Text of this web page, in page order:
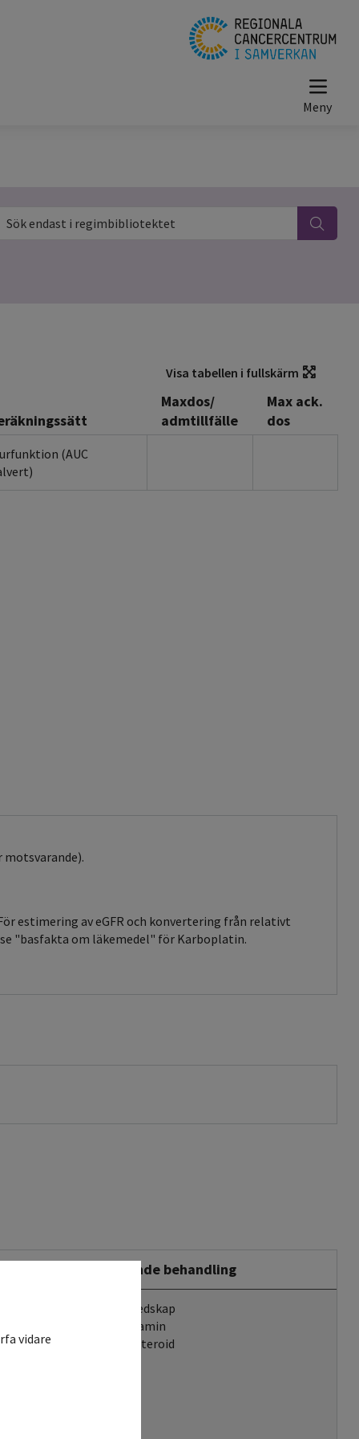
Sök endast i regimbibliotektet
Visa tabellen i fullskärm
Maxdos/
admtillfälle
Max ack.
dos
(AUC
estimering av eGFR och konvertering från relativt
"basfakta om läkemedel" för Karboplatin.
Stödjande behandling
Akutberedskap
Antihistamin
Kortikosteroid
vidare